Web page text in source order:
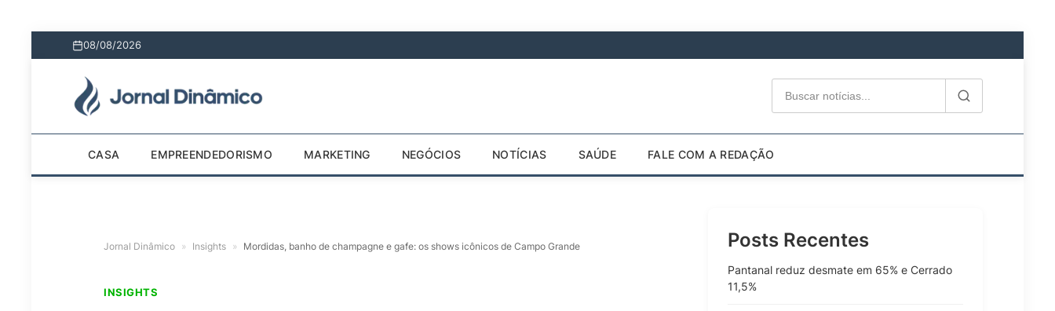
08/08/2026
CASA EMPREENDEDORISMO MARKETING NEGÓCIOS NOTÍCIAS SAÚDE FALE COM A REDAÇÃO
Jornal Dinâmico » Insights » Mordidas, banho de champagne e gafe: os shows icônicos de Campo Grande
INSIGHTS
Posts Recentes
Pantanal reduz desmate em 65% e Cerrado
11,5%